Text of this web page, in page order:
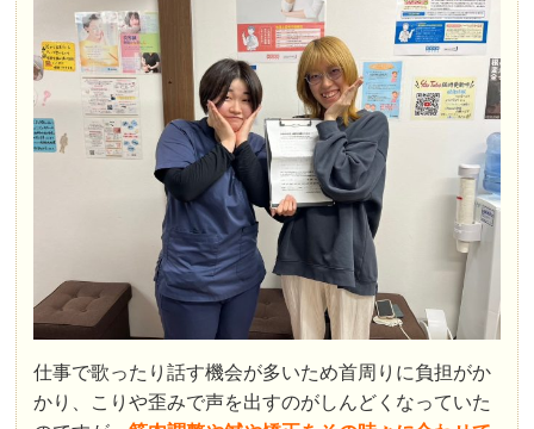
仕事で歌ったり話す機会が多いため首周りに負担がか
かり、こりや歪みで声を出すのがしんどくなっていた